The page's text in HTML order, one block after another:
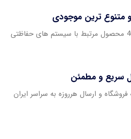
متنوع ترین موجودی
سریع و مطمئن
و ارسال هرروزه به سراسر ایران